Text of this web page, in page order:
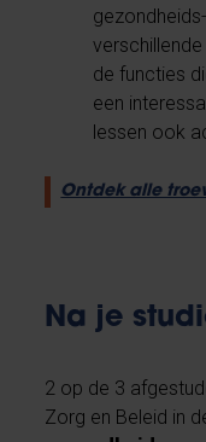
de functies
een
lessen ook
Ontdek alle
Na je
2 op de 3
Zorg en Beleid in